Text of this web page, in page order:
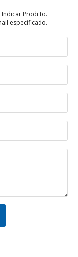
Indicar Produto.
especificado.